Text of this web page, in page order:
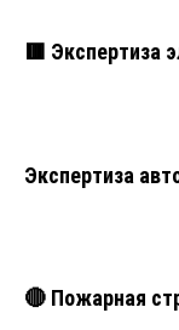
🟥 Экспертиза
Экспертиза
🔴 Пожарная